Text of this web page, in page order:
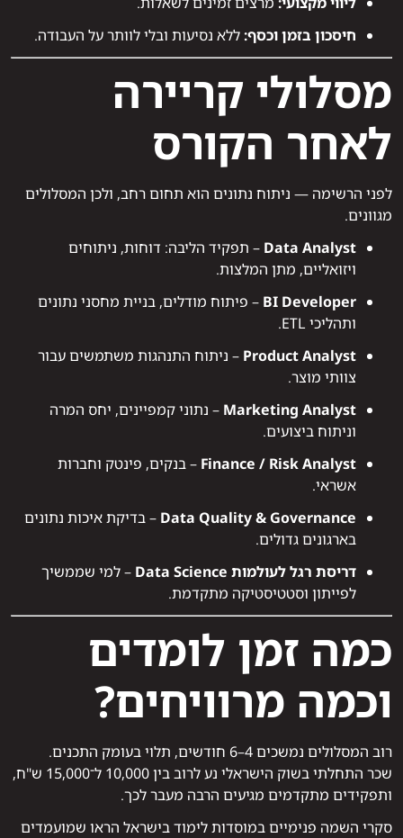
חיסכון בזמן וכסף:ללא נסיעות ובלי לוותר על העבודה.
מסלולי קריירה
לאחר הקורס
לפני הרשימה — ניתוח נתונים הוא תחום רחב, ולכן המסלולים
מגוונים.
Data Analyst – תפקיד הליבה: דוחות, ניתוחים
ויזואליים, מתן המלצות.
BI Developer – פיתוח מודלים, בניית מחסני נתונים
ותהליכי ETL.
Product Analyst – ניתוח התנהגות משתמשים עבור
צוותי מוצר.
Marketing Analyst – נתוני קמפיינים, יחס המרה
וניתוח ביצועים.
Finance / Risk Analyst – בנקים, פינטק וחברות
אשראי.
Data Quality & Governance – בדיקת איכות נתונים
בארגונים גדולים.
דריסת רגל לעולמות Data Science
– למי שממשיך
לפייתון וסטטיסטיקה מתקדמת.
כמה זמן לומדים
וכמה מרוויחים?
רוב המסלולים נמשכים 4–6 חודשים, תלוי בעומק התכנים.
שכר התחלתי בשוק הישראלי נע לרוב בין 10,000 ל־15,000 ש"ח,
ותפקידים מתקדמים מגיעים הרבה מעבר לכך.
סקרי השמה פנימיים במוסדות לימוד בישראל הראו שמועמדים